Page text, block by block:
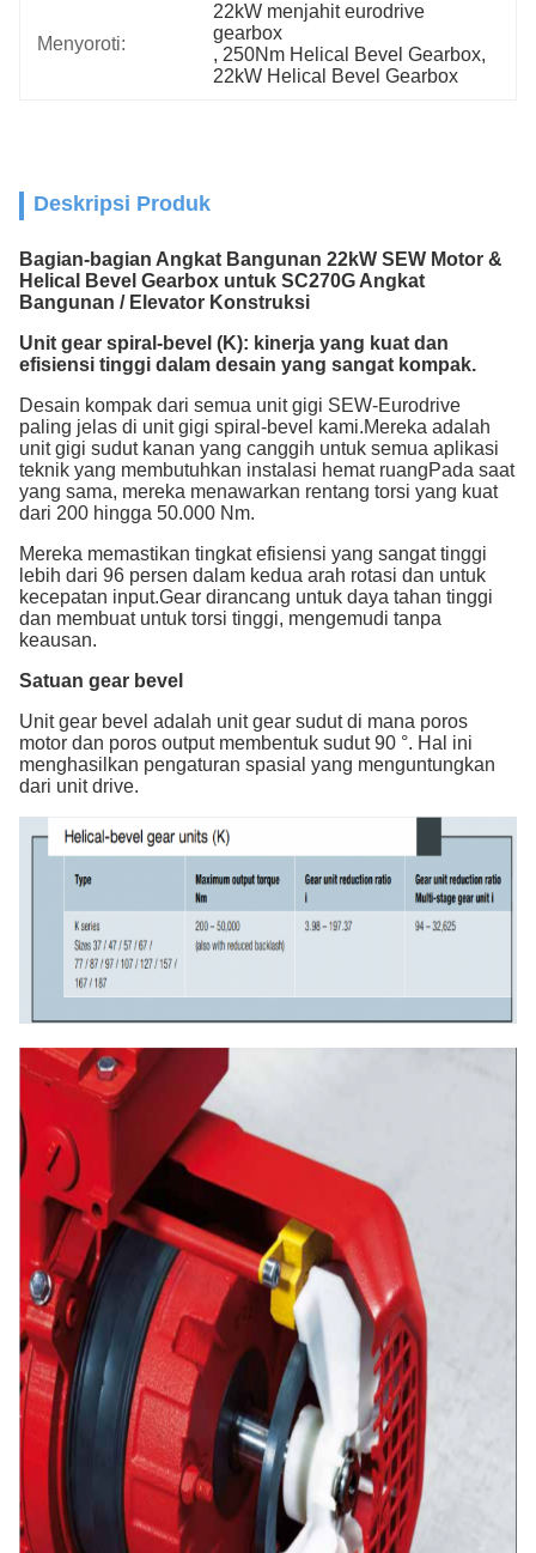
Menyoroti:
22kW menjahit eurodrive
gearbox
, 250Nm Helical Bevel Gearbox,
22kW Helical Bevel Gearbox
Deskripsi Produk
Bagian-bagian Angkat Bangunan 22kW SEW Motor &
Helical Bevel Gearbox untuk SC270G Angkat
Bangunan / Elevator Konstruksi
Unit gear spiral-bevel (K): kinerja yang kuat dan
efisiensi tinggi dalam desain yang sangat kompak.
Desain kompak dari semua unit gigi SEW-Eurodrive
paling jelas di unit gigi spiral-bevel kami.Mereka adalah
unit gigi sudut kanan yang canggih untuk semua aplikasi
teknik yang membutuhkan instalasi hemat ruangPada saat
yang sama, mereka menawarkan rentang torsi yang kuat
dari 200 hingga 50.000 Nm.
Mereka memastikan tingkat efisiensi yang sangat tinggi
lebih dari 96 persen dalam kedua arah rotasi dan untuk
kecepatan input.Gear dirancang untuk daya tahan tinggi
dan membuat untuk torsi tinggi, mengemudi tanpa
keausan.
Satuan gear bevel
Unit gear bevel adalah unit gear sudut di mana poros
motor dan poros output membentuk sudut 90 °. Hal ini
menghasilkan pengaturan spasial yang menguntungkan
dari unit drive.